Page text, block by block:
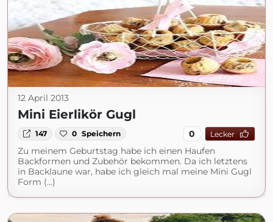
12 April 2013
Mini Eierlikör Gugl
147 0 Speichern 0 Lecker
Zu meinem Geburtstag habe ich einen Haufen
Backformen und Zubehör bekommen. Da ich letztens
in Backlaune war, habe ich gleich mal meine Mini Gugl
Form (...)